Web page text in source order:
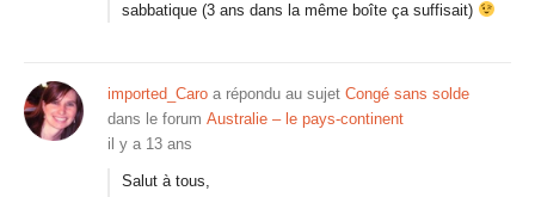
sabbatique (3 ans dans la même boîte ça suffisait)
imported_Caro a répondu au sujet Congé sans solde
dans le forum Australie – le pays-continent
il y a 13 ans
Salut à tous,